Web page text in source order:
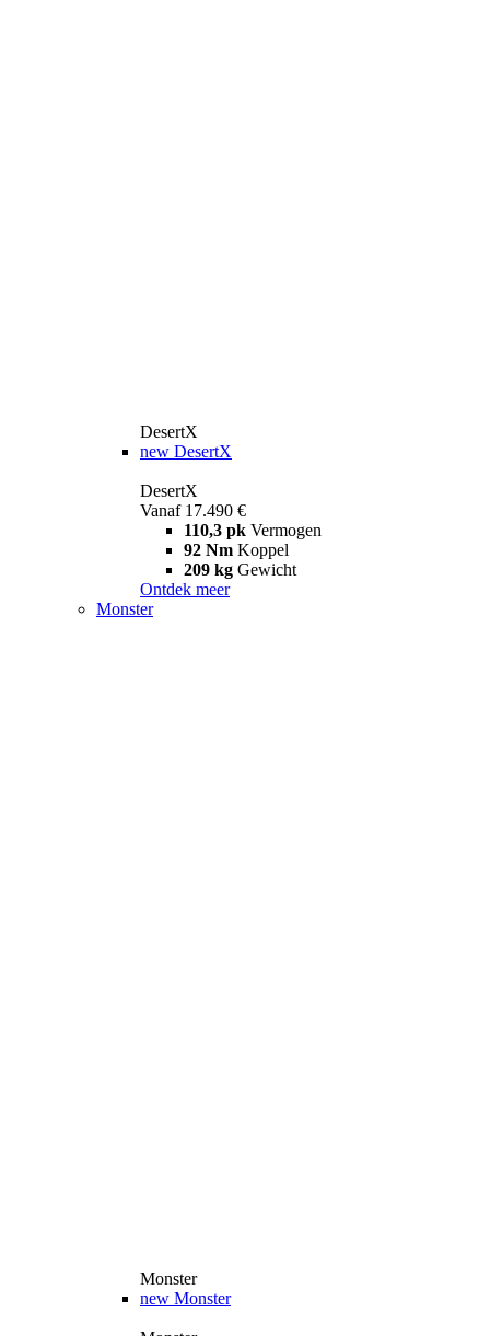
DesertX
new DesertX
DesertX
Vanaf 17.490 €
110,3 pk Vermogen
92 Nm Koppel
209 kg Gewicht
Ontdek meer
Monster
Monster
new Monster